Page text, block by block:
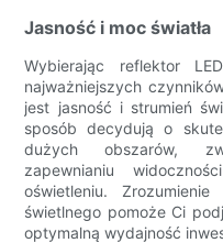
Jasność i moc światła
Wybierając reflektor
najważniejszych
jest jasność i strumień
sposób decydują o
dużych obszarów,
zapewnianiu
oświetleniu.
świetlnego pomoże Ci
optymalną wydajność